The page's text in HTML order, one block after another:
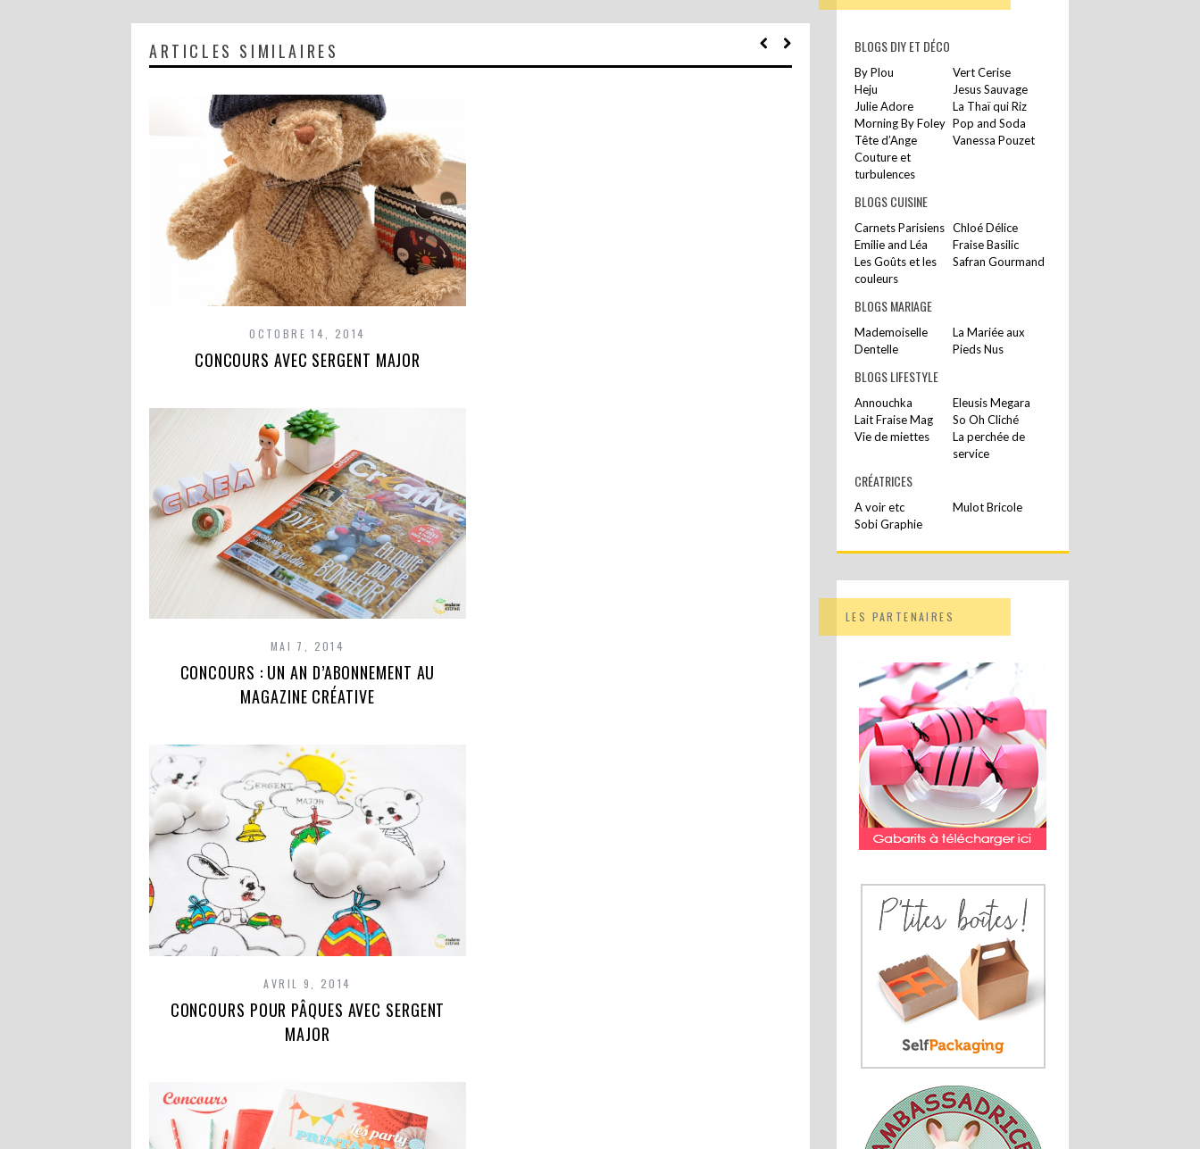
ARTICLES SIMILAIRES
OCTOBRE 14, 2014
CONCOURS AVEC SERGENT MAJOR
MAI 7, 2014
CONCOURS : UN AN D’ABONNEMENT AU
MAGAZINE CRÉATIVE
AVRIL 9, 2014
CONCOURS POUR PÂQUES AVEC SERGENT
MAJOR
BLOGS DIY ET DÉCO
By Plou
Vert Cerise
Heju
Jesus Sauvage
Julie Adore
La Thaï qui Riz
Morning By Foley Pop and Soda
Tête d’Ange
Vanessa Pouzet
Couture et
turbulences
BLOGS CUISINE
Carnets Parisiens Chloé Délice
Emilie and Léa
Fraise Basilic
Les Goûts et les
couleurs
Safran Gourmand
BLOGS MARIAGE
Mademoiselle
Dentelle
La Mariée aux
Pieds Nus
BLOGS LIFESTYLE
Annouchka
Eleusis Megara
Lait Fraise Mag
So Oh Cliché
Vie de miettes
La perchée de
service
CRÉATRICES
A voir etc
Mulot Bricole
Sobi Graphie
LES PARTENAIRES